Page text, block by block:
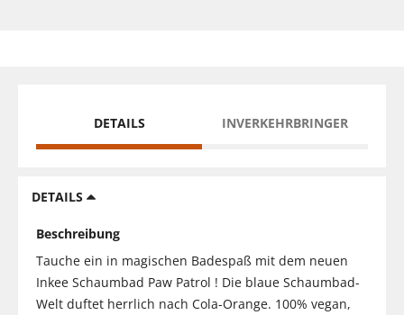
DETAILS INVERKEHRBRINGER
DETAILS
Beschreibung
Tauche ein in magischen Badespaß mit dem neuen
Inkee Schaumbad Paw Patrol ! Die blaue Schaumbad-
Welt duftet herrlich nach Cola-Orange. 100% vegan,